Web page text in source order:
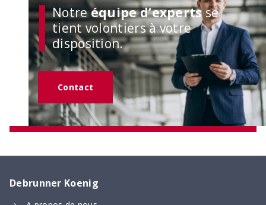
Notreéquipe d’expertsse
tient volontiers à votre
disposition.
Contact
Debrunner Koenig